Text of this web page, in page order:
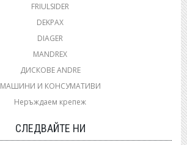
FRIULSIDER
DEKPAX
DIAGER
MANDREX
ДИСКОВЕ ANDRE
МАШИНИ И КОНСУМАТИВИ
Неръждаем крепеж
СЛЕДВАЙТЕ НИ